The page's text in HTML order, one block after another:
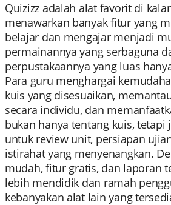
Quizizz adalah alat favorit di
menawarkan banyak fitur yang
belajar dan mengajar menjadi
permainannya yang serbaguna
perpustakaannya yang luas
Para guru menghargai
kuis yang disesuaikan,
secara individu, dan
bukan hanya tentang kuis, tetapi
untuk review unit, persiapan
istirahat yang menyenangkan.
mudah, fitur gratis, dan laporan
lebih mendidik dan ramah
kebanyakan alat lain yang